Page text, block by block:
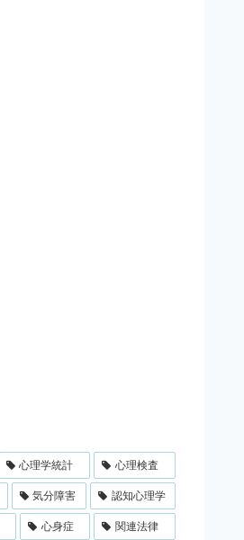
心理学統計 心理検査
気分障害 認知心理学
心身症 関連法律